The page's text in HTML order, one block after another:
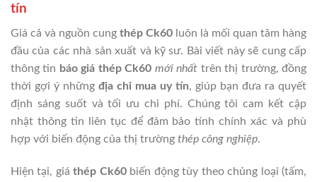
tín
Giá cả và nguồn cung thép Ck60 luôn là mối quan tâm hàng
đầu của các nhà sản xuất và kỹ sư. Bài viết này sẽ cung cấp
thông tin báo giá thép Ck60 mới nhất trên thị trường, đồng
thời gợi ý những địa chỉ mua uy tín, giúp bạn đưa ra quyết
định sáng suốt và tối ưu chi phí. Chúng tôi cam kết cập
nhật thông tin liên tục để đảm bảo tính chính xác và phù
hợp với biến động của thị trường thép công nghiệp.
Hiện tại, giáthép Ck60biến động tùy theo chủng loại (tấm,